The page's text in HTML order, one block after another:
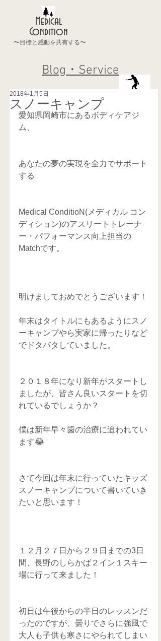
Medical
Condition
〜目標と感動を共有する〜
Blog・Service
スノーキャンプ
2018年1月5日
愛知県岡崎市にあるボディケアジ
ム、
あなたの夢の実現を全力でサポート
する
Medical ConditioN(メディカル コン
ディション)のアスリートトレーナ
ー・パフォーマンス向上担当の
Matchです。
明けましておめでとうございます！
年末はタイトルにもあるようにスノ
ーキャンプやら実家に帰ったりなど
でドタバタしていました。
２０１８年になり新年がスタートし
ましたが、皆さん良いスタートを切
れているでしょうか？
僕は新年早々歯の治療に追われてい
ます😂
さて今回は年末に行っていたキッズ
スノーキャンプについて書いていき
たいと思います！
１２月２７日から２９日までの3日
間、長野のしらかば２イン１スキー
場に行って来ました！
初日は午後からの半日のレッスンだ
ったのですが、曇りでさらに強風で
大人も子供も寒さにやられてしまい